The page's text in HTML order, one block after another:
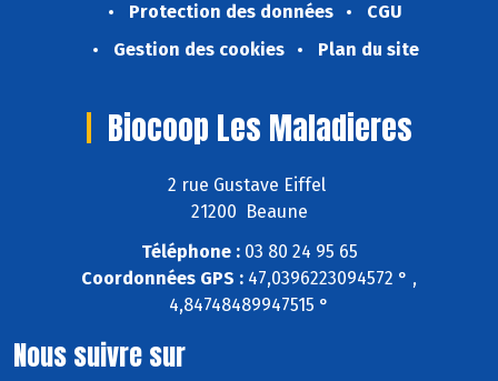
Protection des données
CGU
Gestion des cookies
Plan du site
Biocoop Les Maladieres
2 rue Gustave Eiffel
21200 Beaune
Téléphone :03 80 24 95 65
Coordonnées GPS : 47,0396223094572 ° ,
4,84748489947515 °
Nous suivre sur